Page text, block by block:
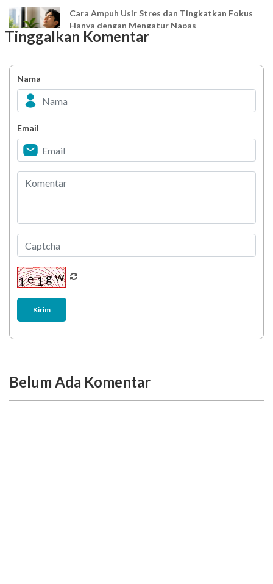
Cara Ampuh Usir Stres dan Tingkatkan Fokus
Hanya dengan Mengatur Napas
Bahagia dalam Tubuh
Minuman Manis, Teman atau Ancaman?
Berani Selesaikan Challenge 6.000 Langkah?
Tinggalkan Komentar
Nama
Email
Kirim
Belum Ada Komentar